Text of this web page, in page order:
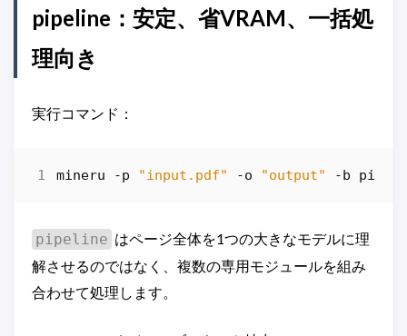
pipeline：安定、省VRAM、一括処
理向き
実行コマンド：
mineru -p "input.pdf" -o "output" -b
pipeline はページ全体を1つの大きなモデルに理
解させるのではなく、複数の専用モジュールを組み
合わせて処理します。